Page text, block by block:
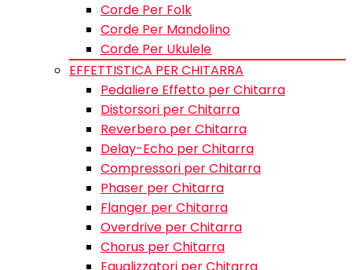
Corde Per Folk
Corde Per Mandolino
Corde Per Ukulele
EFFETTISTICA PER CHITARRA
Pedaliere Effetto per Chitarra
Distorsori per Chitarra
Reverbero per Chitarra
Delay-Echo per Chitarra
Compressori per Chitarra
Phaser per Chitarra
Flanger per Chitarra
Overdrive per Chitarra
Chorus per Chitarra